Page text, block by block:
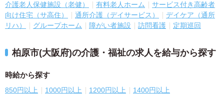
介護老人保健施設（老健） 有料老人ホーム
サービス付き高齢者
向け住宅（サ高住）
通所介護（デイサービス）
デイケア（通所
リハ）
グループホーム 障がい者施設 訪問看護 定期巡回
柏原市(大阪府)の介護・福祉の求人を給与から探す
時給から探す
850円以上 1000円以上 1200円以上 1400円以上